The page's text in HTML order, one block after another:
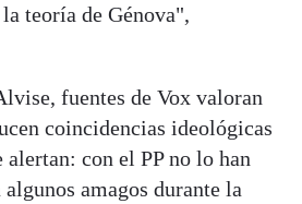
teoría de Génova",
fuentes de Vox valoran
coincidencias ideológicas
alertan: con el PP no lo han
algunos amagos durante la